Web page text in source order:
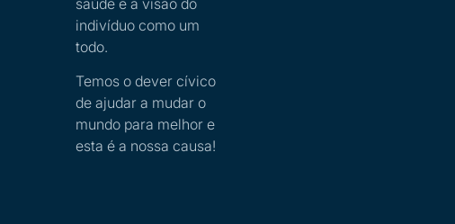
indivíduo como um
todo.
Temos o dever cívico
de ajudar a mudar o
mundo para melhor e
esta é a nossa causa!